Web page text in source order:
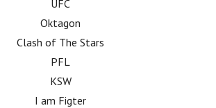
UFC
Oktagon
Clash of The Stars
PFL
KSW
I am Figter